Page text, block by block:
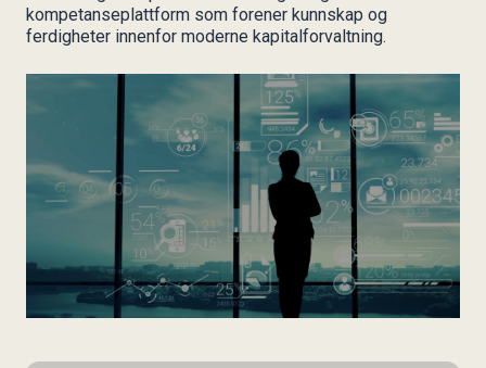
Etikk i FFN
Regnskap og årsberetning
Vedtekter
kompetanseplattform som forener kunnskap og
ferdigheter innenfor moderne kapitalforvaltning.